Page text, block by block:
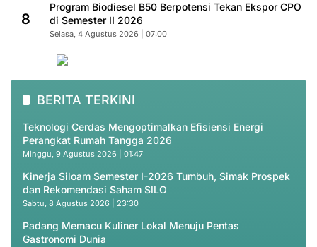
8
Program Biodiesel B50 Berpotensi Tekan Ekspor CPO
di Semester II 2026
Selasa, 4 Agustus 2026 | 07:00
BERITA TERKINI
Teknologi Cerdas Mengoptimalkan Efisiensi Energi
Perangkat Rumah Tangga 2026
Minggu, 9 Agustus 2026 | 01:47
Kinerja Siloam Semester I-2026 Tumbuh, Simak Prospek
dan Rekomendasi Saham SILO
Sabtu, 8 Agustus 2026 | 23:30
Padang Memacu Kuliner Lokal Menuju Pentas
Gastronomi Dunia